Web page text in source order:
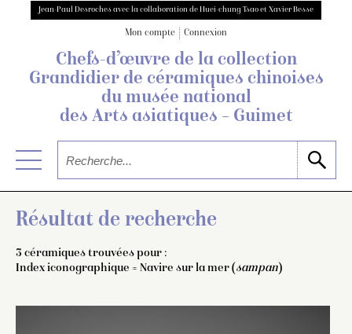
Jean-Paul Desroches avec la collaboration de Huei-chung Tsao et Xavier Besse
Mon compte Connexion
Chefs-d’œuvre de la collection
Grandidierde céramiques chinoises
du musée national
des Arts asiatiques – Guimet
Résultat de recherche
3 céramiques trouvées pour :
Index iconographique = Navire sur la mer (sampan)